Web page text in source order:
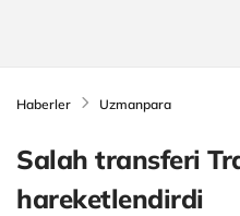
Haberler Uzmanpara
Salah transferi
hareketlendirdi